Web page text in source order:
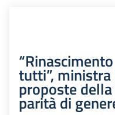
tutti”,
proposte
parità di